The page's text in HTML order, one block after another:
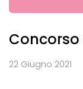
22 Giugno 2021